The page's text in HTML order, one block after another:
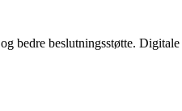
bedre beslutningsstøtte.